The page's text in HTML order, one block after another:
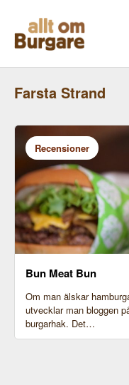
innehåll
Farsta Strand
Recensioner
En dubbel Bunburger
Bun Meat Bun
Om man älskar
utvecklar man bloggen
burgarhak. Det…